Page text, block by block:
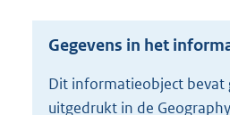
Gegevens in het
Dit informatieobject bevat
uitgedrukt in de